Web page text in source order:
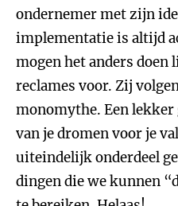
ondernemer met zijn
implementatie is altijd
mogen het anders
reclames voor. Zij
monomythe. Een
van je dromen voor je
uiteindelijk onderdeel
dingen die we kunnen